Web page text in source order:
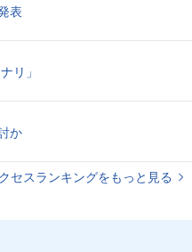
表
リ」
か
セスランキングをもっと見る